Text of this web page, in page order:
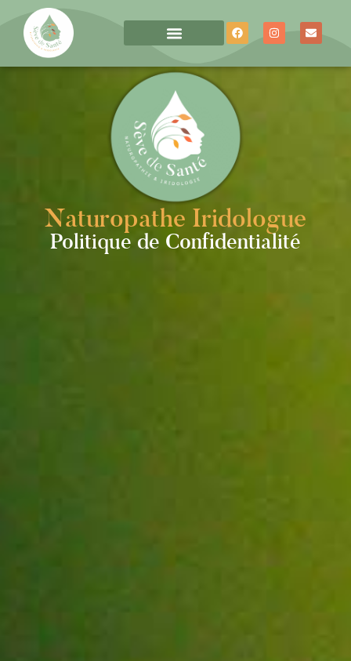
Naturopathe Iridologue
Politique de Confidentialité